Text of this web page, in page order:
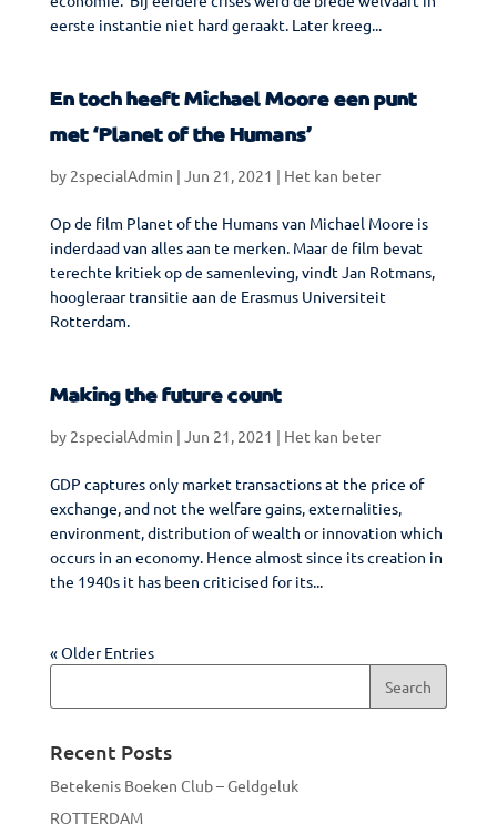
eerste instantie niet hard geraakt. Later kreeg...
En toch heeft Michael Moore een punt
met ‘Planet of the Humans’
by 2specialAdmin | Jun 21, 2021 | Het kan beter
Op de film Planet of the Humans van Michael Moore is
inderdaad van alles aan te merken. Maar de film bevat
terechte kritiek op de samenleving, vindt Jan Rotmans,
hoogleraar transitie aan de Erasmus Universiteit
Rotterdam.
Making the future count
by 2specialAdmin | Jun 21, 2021 | Het kan beter
GDP captures only market transactions at the price of
exchange, and not the welfare gains, externalities,
environment, distribution of wealth or innovation which
occurs in an economy. Hence almost since its creation in
the 1940s it has been criticised for its...
« Older Entries
Recent Posts
Betekenis Boeken Club – Geldgeluk
ROTTERDAM